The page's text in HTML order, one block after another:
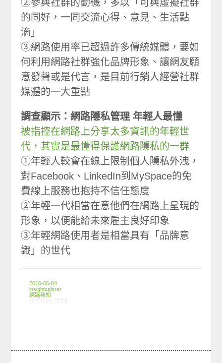
②參與社群的動機，多以「可與虛擬社群
的同好，一同交流心得、意見、生活點
滴」
③網路使用率已超過許多傳統媒體，要如
何利用網路社群強化品牌形象、讓網友願
意發聲或是代言，是目前行銷人經營社群
媒體的一大重點
調查顯示：網路隱私管理 年輕人最懂
被指控在網路上分享太多資訊的年輕世
代，其實是最懂得保護網路隱私的一群
①年輕人較會在線上限制個人隱私外洩，
對Facebook、LinkedIn到MySpace的免
費線上服務也抱持不信任態度
②年輕一代相當在意他們在網路上呈現的
形象，以便能給未來雇主良好印象
③年輕網路使用者是相當具有「品牌意
識」的世代
2010-06-04
insightxplorer
網路新知